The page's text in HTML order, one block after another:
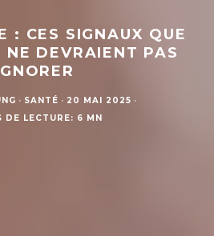
: CES SIGNAUX QUE
NE DEVRAIENT PAS
· SANTÉ · 20 MAI 2025 ·
DE LECTURE: 6 MN